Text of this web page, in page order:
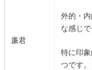
廉君
外的・
な感じで
特に印
つです